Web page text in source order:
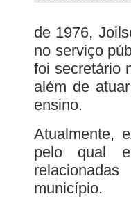
de 1976,
no serviço
foi secretário
além de
ensino.
Atualmente,
pelo qual
município.